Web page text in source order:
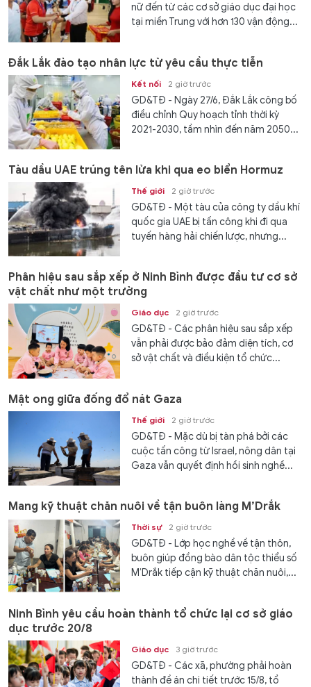
nữ đến từ các cơ sở giáo dục đại học
tại miền Trung với hơn 130 vận động...
Đắk Lắk đào tạo nhân lực từ yêu cầu thực tiễn
Kết nối 2 giờ trước
GD&TĐ - Ngày 27/6, Đắk Lắk công bố
điều chỉnh Quy hoạch tỉnh thời kỳ
2021-2030, tầm nhìn đến năm 2050...
Tàu dầu UAE trúng tên lửa khi qua eo biển Hormuz
Thế giới 2 giờ trước
GD&TĐ - Một tàu của công ty dầu khí
quốc gia UAE bị tấn công khi đi qua
tuyến hàng hải chiến lược, nhưng...
Phân hiệu sau sắp xếp ở Ninh Bình được đầu tư cơ sở
vật chất như một trường
Giáo dục 2 giờ trước
GD&TĐ - Các phân hiệu sau sắp xếp
vẫn phải được bảo đảm diện tích, cơ
sở vật chất và điều kiện tổ chức...
Mật ong giữa đống đổ nát Gaza
Thế giới 2 giờ trước
GD&TĐ - Mặc dù bị tàn phá bởi các
cuộc tấn công từ Israel, nông dân tại
Gaza vẫn quyết định hồi sinh nghề...
Mang kỹ thuật chăn nuôi về tận buôn làng M’Drắk
Thời sự 2 giờ trước
GD&TĐ - Lớp học nghề về tận thôn,
buôn giúp đồng bào dân tộc thiểu số
M’Drắk tiếp cận kỹ thuật chăn nuôi,...
Ninh Bình yêu cầu hoàn thành tổ chức lại cơ sở giáo
dục trước 20/8
Giáo dục 3 giờ trước
GD&TĐ - Các xã, phường phải hoàn
thành đề án chi tiết trước 15/8, tổ